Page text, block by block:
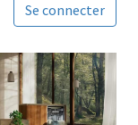
Se connecter